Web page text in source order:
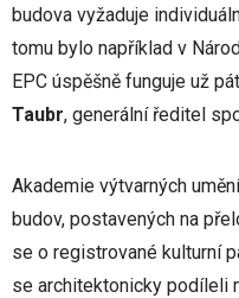
budova vyžaduje
tomu bylo například v
EPC úspěšně funguje už
Taubr, generální ředitel
Akademie výtvarných
budov, postavených na
se o registrované kulturní
se architektonicky podíleli